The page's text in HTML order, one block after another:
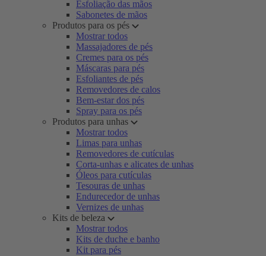
Esfoliação das mãos
Sabonetes de mãos
Produtos para os pés
Mostrar todos
Massajadores de pés
Cremes para os pés
Máscaras para pés
Esfoliantes de pés
Removedores de calos
Bem-estar dos pés
Spray para os pés
Produtos para unhas
Mostrar todos
Limas para unhas
Removedores de cutículas
Corta-unhas e alicates de unhas
Óleos para cutículas
Tesouras de unhas
Endurecedor de unhas
Vernizes de unhas
Kits de beleza
Mostrar todos
Kits de duche e banho
Kit para pés